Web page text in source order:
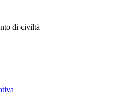
di civiltà